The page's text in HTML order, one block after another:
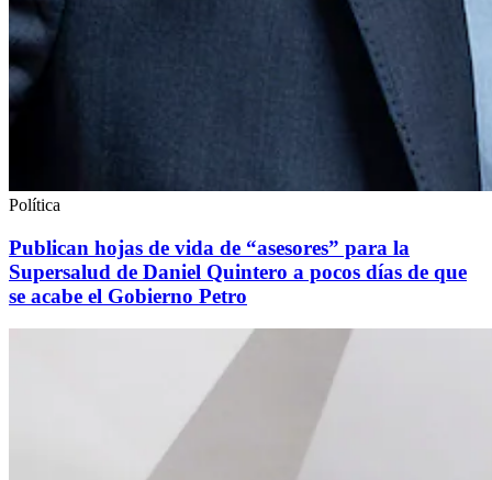
Política
Publican hojas de vida de “asesores” para la
Supersalud de Daniel Quintero a pocos días de que
se acabe el Gobierno Petro